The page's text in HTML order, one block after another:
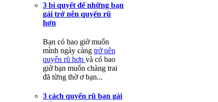
3 bí quyết để những bạn
gái trở nên quyến rũ
hơn
Bạn có bao giờ muốn
mình ngày càng trở nên
quyến rũ hơn và có bao
giờ bạn muốn chàng trai
đã từng thờ ơ bạn...
3 cách quyến rũ bạn gái